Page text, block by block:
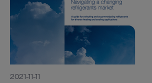
2021-11-11